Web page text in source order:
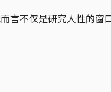
不仅是研究人性的窗